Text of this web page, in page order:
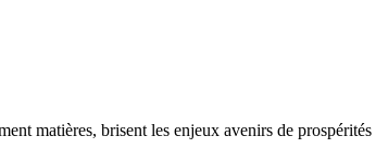
matières, brisent les enjeux avenirs de prospérités